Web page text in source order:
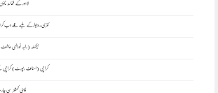
لاہور کے تھانہ ٹاؤن
کنری،،دیوارکے ملبے تلے دب کربچہ
ٹیکسلہ (راجہ نورالہی عاطف
کراچی (اسٹاف رپورٹ) کراچی کے
ڈپٹی کمشنر سی